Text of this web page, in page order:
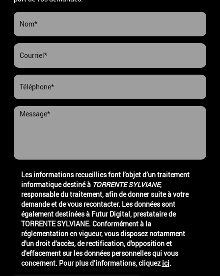
Les informations recueillies font l’objet d’un traitement
informatique destiné à
TORRENTE SYLVIANE,
responsable du traitement, afin de donner suite à votre
demande et de vous recontacter. Les données sont
également destinées à Futur Digital, prestataire de
TORRENTE SYLVIANE. Conformément à la
réglementation en vigueur, vous disposez notamment
d'un droit d'accès, de rectification, d'opposition et
d'effacement sur les données personnelles qui vous
concernent. Pour plus d’informations, cliquez ici.